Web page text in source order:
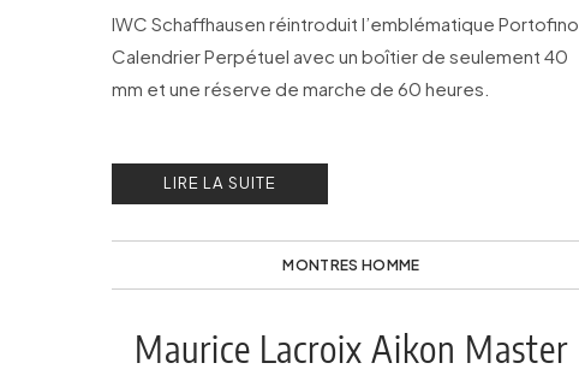
IWC Schaffhausen réintroduit l’emblématique Portofino
Calendrier Perpétuel avec un boîtier de seulement 40
mm et une réserve de marche de 60 heures.
LIRE LA SUITE
MONTRES HOMME
Maurice Lacroix Aikon Master